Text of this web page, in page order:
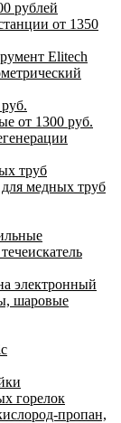
рублей
от 1350
Elitech
от 1300 руб.
труб
медных труб
электронный
шаровые
горелок
пропан,